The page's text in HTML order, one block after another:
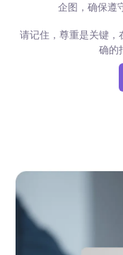
企图，确保遵
请记住，尊重是关键，
确的